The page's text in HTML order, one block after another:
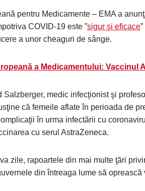
pentru Medicamente – EMA a
COVID-19 este ”sigur şi eficace
a unor cheaguri de sânge.
a Medicamentului: Vaccinul
Salzberger, medic infecţionist şi
că femeile aflate în perioada de
în urma infectării cu
cu serul AstraZeneca.
zile, rapoartele din mai multe ţări
din întreaga lume să